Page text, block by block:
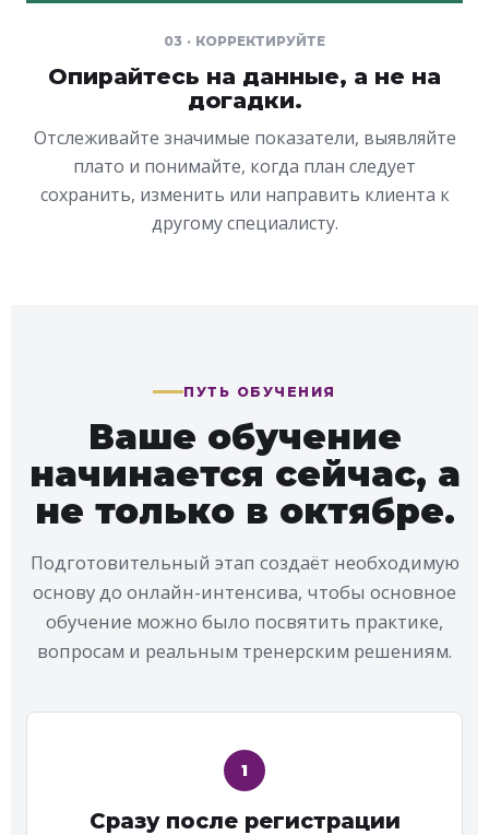
03 · КОРРЕКТИРУЙТЕ
Опирайтесь на данные, а не на
догадки.
Отслеживайте значимые показатели, выявляйте
плато и понимайте, когда план следует
сохранить, изменить или направить клиента к
другому специалисту.
ПУТЬ ОБУЧЕНИЯ
Ваше обучение
начинается сейчас, а
не только в октябре.
Подготовительный этап создаёт необходимую
основу до онлайн-интенсива, чтобы основное
обучение можно было посвятить практике,
вопросам и реальным тренерским решениям.
1
Сразу после регистрации